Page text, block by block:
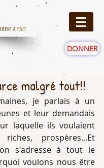
DONNER
malgré tout!!
je parlais à un
et leur demandais
laquelle ils voulaient
prospères...Et
s'adresse à tout le
voulons nous être